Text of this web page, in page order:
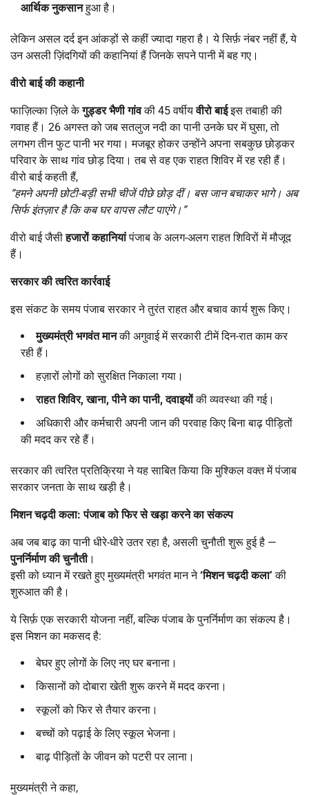
आर्थिक नुकसानहुआ है।
लेकिन असल दर्द इन आंकड़ों से कहीं ज्यादा गहरा है। ये सिर्फ़ नंबर नहीं हैं, ये
उन असली ज़िंदगियों की कहानियां हैं जिनके सपने पानी में बह गए।
वीरो बाई की कहानी
फाज़िल्का ज़िले केगुड्डर भैणी गांवकी 45 वर्षीयवीरो बाईइस तबाही की
गवाह हैं। 26 अगस्त को जब सतलुज नदी का पानी उनके घर में घुसा, तो
लगभग तीन फुट पानी भर गया। मजबूर होकर उन्होंने अपना सबकुछ छोड़कर
परिवार के साथ गांव छोड़ दिया। तब से वह एक राहत शिविर में रह रही हैं।
वीरो बाई कहती हैं,
“हमने अपनी छोटी-बड़ी सभी चीजें पीछे छोड़ दीं। बस जान बचाकर भागे। अब
सिर्फ इंतज़ार है कि कब घर वापस लौट पाएंगे।”
वीरो बाई जैसीहजारों कहानियांपंजाब के अलग-अलग राहत शिविरों में मौजूद
हैं।
सरकार की त्वरित कार्रवाई
इस संकट के समय पंजाब सरकार ने तुरंत राहत और बचाव कार्य शुरू किए।
मुख्यमंत्री भगवंत मानकी अगुवाई में सरकारी टीमें दिन-रात काम कर
रही हैं।
हज़ारों लोगों को सुरक्षित निकाला गया।
राहत शिविर,खाना,पीने का पानी,दवाइयोंकी व्यवस्था की गई।
अधिकारी और कर्मचारी अपनी जान की परवाह किए बिना बाढ़ पीड़ितों
की मदद कर रहे हैं।
सरकार की त्वरित प्रतिक्रिया ने यह साबित किया कि मुश्किल वक्त में पंजाब
सरकार जनता के साथ खड़ी है।
मिशन चढ़दी कला: पंजाब को फिर से खड़ा करने का संकल्प
अब जब बाढ़ का पानी धीरे-धीरे उतर रहा है, असली चुनौती शुरू हुई है —
पुनर्निर्माण की चुनौती।
इसी को ध्यान में रखते हुए मुख्यमंत्री भगवंत मान ने‘मिशन चढ़दी कला’ की
शुरुआत की है।
ये सिर्फ़ एक सरकारी योजना नहीं, बल्कि पंजाब के पुनर्निर्माण का संकल्प है।
इस मिशन का मकसद है:
बेघर हुए लोगों के लिए नए घर बनाना।
किसानों को दोबारा खेती शुरू करने में मदद करना।
स्कूलों को फिर से तैयार करना।
बच्चों को पढ़ाई के लिए स्कूल भेजना।
बाढ़ पीड़ितों के जीवन को पटरी पर लाना।
मुख्यमंत्री ने कहा,